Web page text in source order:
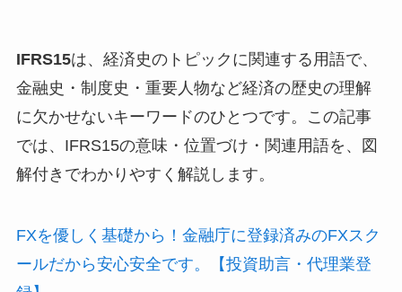
IFRS15は、経済史のトピックに関連する用語で、
金融史・制度史・重要人物など経済の歴史の理解
に欠かせないキーワードのひとつです。この記事
では、IFRS15の意味・位置づけ・関連用語を、図
解付きでわかりやすく解説します。
FXを優しく基礎から！金融庁に登録済みのFXスク
ールだから安心安全です。【投資助言・代理業登